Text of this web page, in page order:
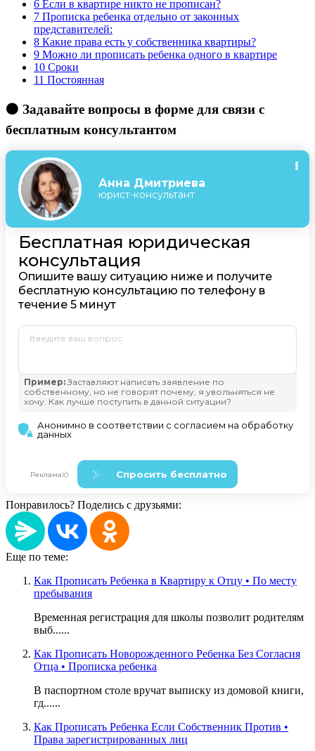
6 Если в квартире никто не прописан?
7 Прописка ребенка отдельно от законных
представителей:
8 Какие права есть у собственника квартиры?
9 Можно ли прописать ребенка одного в квартире
10 Сроки
11 Постоянная
🟠 Задавайте вопросы в форме для связи с
бесплатным консультантом
Понравилось? Поделись с друзьями:
Еще по теме:
Как Прописать Ребенка в Квартиру к Отцу • По месту
пребывания
Временная регистрация для школы позволит родителям
выб......
Как Прописать Новорожденного Ребенка Без Согласия
Отца • Прописка ребенка
В паспортном столе вручат выписку из домовой книги,
гд......
Как Прописать Ребенка Если Собственник Против •
Права зарегистрированных лиц